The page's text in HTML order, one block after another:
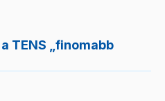
TENS „finomabb